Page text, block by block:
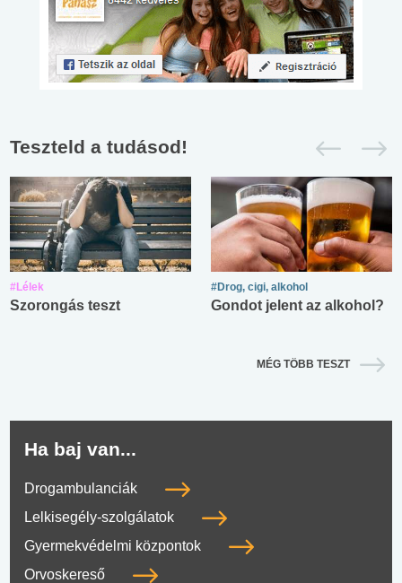
Teszteld a tudásod!
#Lélek
Szorongás teszt
#Drog, cigi, alkohol
Gondot jelent az alkohol?
MÉG TÖBB TESZT
Ha baj van...
Drogambulanciák
Lelkisegély-szolgálatok
Gyermekvédelmi központok
Orvoskereső